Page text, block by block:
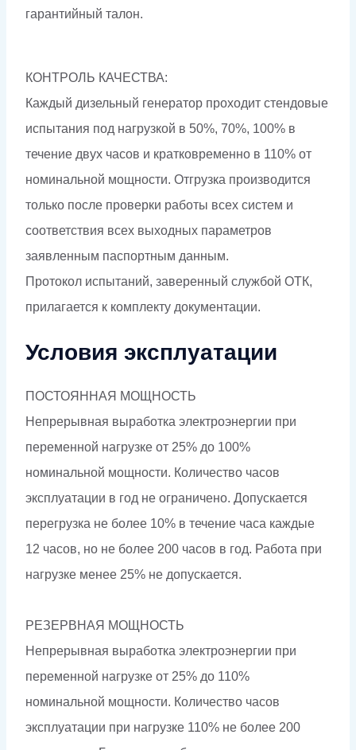
гарантийный талон.
КОНТРОЛЬ КАЧЕСТВА:
Каждый дизельный генератор проходит стендовые
испытания под нагрузкой в 50%, 70%, 100% в
течение двух часов и кратковременно в 110% от
номинальной мощности. Отгрузка производится
только после проверки работы всех систем и
соответствия всех выходных параметров
заявленным паспортным данным.
Протокол испытаний, заверенный службой ОТК,
прилагается к комплекту документации.
Условия эксплуатации
ПОСТОЯННАЯ МОЩНОСТЬ
Непрерывная выработка электроэнергии при
переменной нагрузке от 25% до 100%
номинальной мощности. Количество часов
эксплуатации в год не ограничено. Допускается
перегрузка не более 10% в течение часа каждые
12 часов, но не более 200 часов в год. Работа при
нагрузке менее 25% не допускается.
РЕЗЕРВНАЯ МОЩНОСТЬ
Непрерывная выработка электроэнергии при
переменной нагрузке от 25% до 110%
номинальной мощности. Количество часов
эксплуатации при нагрузке 110% не более 200